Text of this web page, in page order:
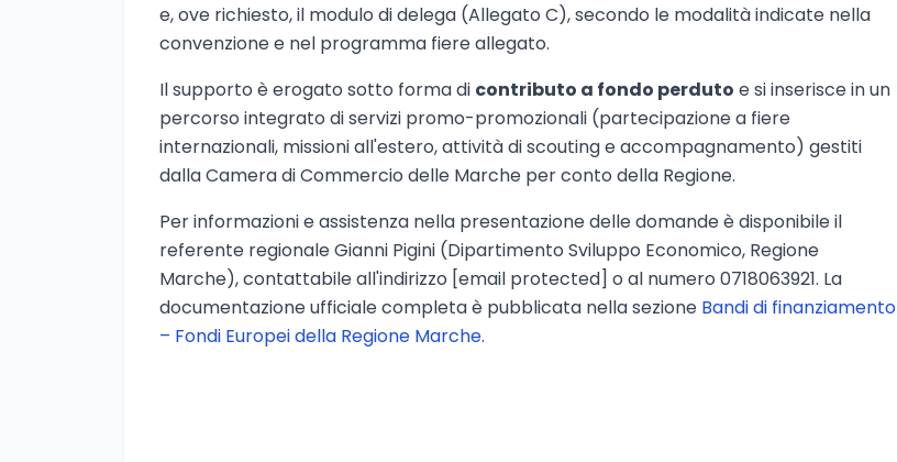
e, ove richiesto, il modulo di delega (Allegato C), secondo le modalità indicate nella
convenzione e nel programma fiere allegato.
Il supporto è erogato sotto forma di contributo a fondo perduto e si inserisce in un
percorso integrato di servizi promo-promozionali (partecipazione a fiere
internazionali, missioni all'estero, attività di scouting e accompagnamento) gestiti
dalla Camera di Commercio delle Marche per conto della Regione.
Per informazioni e assistenza nella presentazione delle domande è disponibile il
referente regionale Gianni Pigini (Dipartimento Sviluppo Economico, Regione
Marche), contattabile all'indirizzo [email protected] o al numero 0718063921. La
documentazione ufficiale completa è pubblicata nella sezione Bandi di finanziamento
– Fondi Europei della Regione Marche.